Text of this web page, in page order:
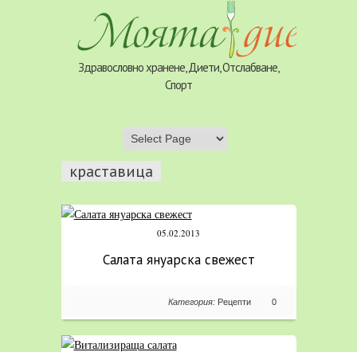
Здравословно хранене, Диети, Отслабване,
Спорт
краставица
05.02.2013
Салата януарска свежест
0
Категория: Рецепти